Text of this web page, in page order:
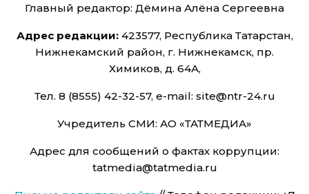
Главный редактор: Дёмина Алёна Сергеевна
Адрес редакции:423577, Республика Татарстан,
Нижнекамский район, г. Нижнекамск, пр.
Химиков, д. 64А,
Тел. 8 (8555) 42-32-57, e-mail: site@ntr-24.ru
Учредитель СМИ: АО «ТАТМЕДИА»
Адрес для сообщений о фактах коррупции:
tatmedia@tatmedia.ru